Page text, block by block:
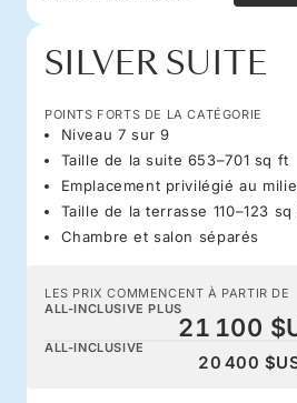
SILVER SUITE
POINTS FORTS DE LA CATÉGORIE
Niveau 7 sur 9
Taille de la suite 653–701 sq ft
Emplacement privilégié au
Taille de la terrasse 110–123
Chambre et salon séparés
LES PRIX COMMENCENT À PARTIR DE
ALL-INCLUSIVE PLUS
21 100
ALL-INCLUSIVE
20 400